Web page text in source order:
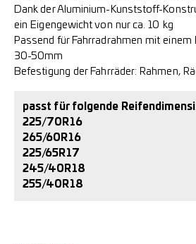
Dank der Aluminium-Kunststoff-
ein Eigengewicht von nur ca. 10 kg
Passend für Fahrradrahmen mit einem
30-50mm
Befestigung der Fahrräder: Rahmen,
passt für folgende
225/70R16
265/60R16
225/65R17
245/40R18
255/40R18